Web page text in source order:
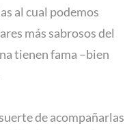
al cual podemos
más sabrosos del
tienen fama –bien
de acompañarlas